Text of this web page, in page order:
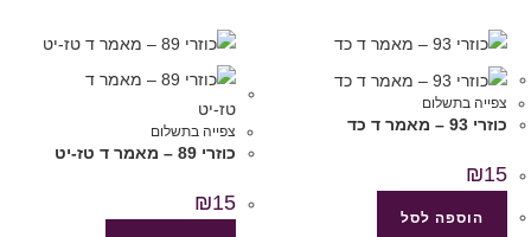
צפייה בתשלום
כוזרי 93 – מאמר ד כד
₪15
הוספה לסל
צפייה בתשלום
כוזרי 89 – מאמר ד טז-יט
₪15